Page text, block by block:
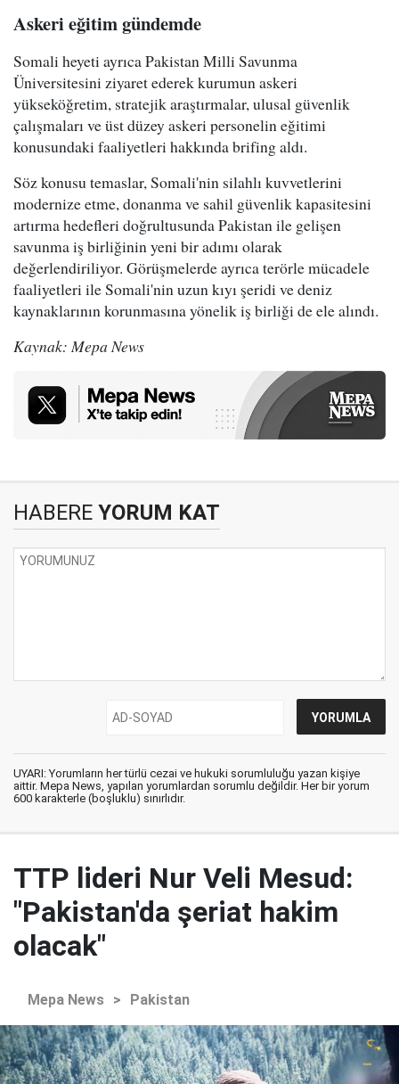
Askeri eğitim gündemde
Somali heyeti ayrıca Pakistan Milli Savunma
Üniversitesini ziyaret ederek kurumun askeri
yükseköğretim, stratejik araştırmalar, ulusal güvenlik
çalışmaları ve üst düzey askeri personelin eğitimi
konusundaki faaliyetleri hakkında brifing aldı.
Söz konusu temaslar, Somali'nin silahlı kuvvetlerini
modernize etme, donanma ve sahil güvenlik kapasitesini
artırma hedefleri doğrultusunda Pakistan ile gelişen
savunma iş birliğinin yeni bir adımı olarak
değerlendiriliyor. Görüşmelerde ayrıca terörle mücadele
faaliyetleri ile Somali'nin uzun kıyı şeridi ve deniz
kaynaklarının korunmasına yönelik iş birliği de ele alındı.
Kaynak: Mepa News
HABERE YORUM KAT
UYARI: Yorumların her türlü cezai ve hukuki sorumluluğu yazan kişiye
aittir. Mepa News, yapılan yorumlardan sorumlu değildir. Her bir yorum
600 karakterle (boşluklu) sınırlıdır.
TTP lideri Nur Veli Mesud:
"Pakistan'da şeriat hakim
olacak"
Mepa News > Pakistan